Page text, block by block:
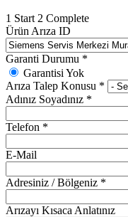
1 Start 2 Complete
Ürün Arıza ID
Garanti Durumu *
Garantisi Yok
Arıza Talep Konusu *
Adınız Soyadınız *
Telefon *
E-Mail
Adresiniz / Bölgeniz *
Arızayı Kısaca Anlatınız